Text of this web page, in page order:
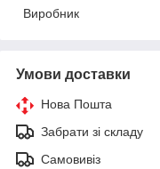
Виробник
Умови доставки
Нова Пошта
Забрати зі складу
Самовивіз